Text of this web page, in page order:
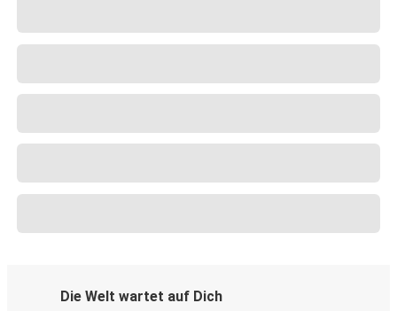
Die Welt wartet auf Dich